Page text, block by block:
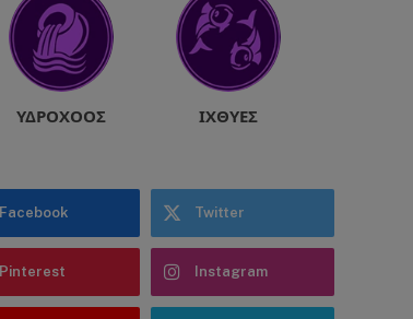
ΥΔΡΟΧΌΟΣ ΙΧΘΎΕΣ
Facebook Twitter
Pinterest Instagram